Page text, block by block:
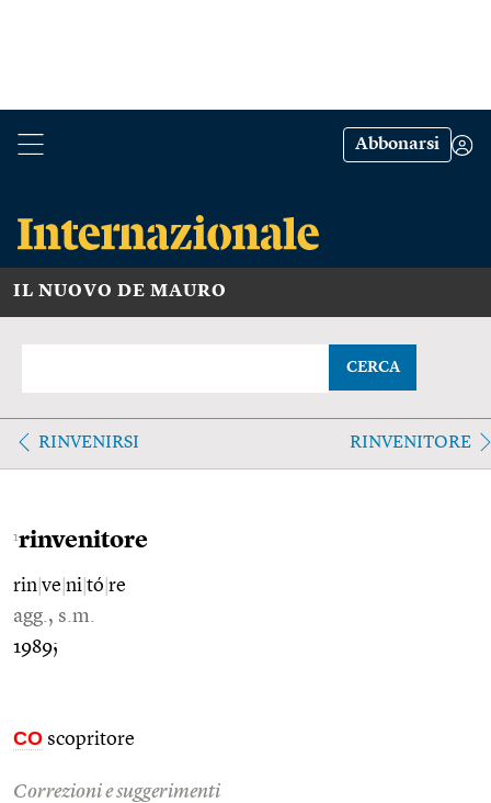
Abbonarsi
IL NUOVO DE MAURO
CERCA
RINVENIRSI RINVENITORE
1rinvenitore
rin ve ni tó re
agg., s.m.
1989;
CO scopritore
Correzioni e suggerimenti